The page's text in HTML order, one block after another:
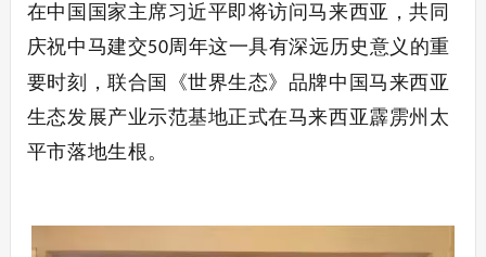
在中国国家主席习近平即将访问马来西亚，共同
庆祝中马建交50周年这一具有深远历史意义的重
要时刻，联合国《世界生态》品牌中国马来西亚
生态发展产业示范基地正式在马来西亚霹雳州太
平市落地生根。